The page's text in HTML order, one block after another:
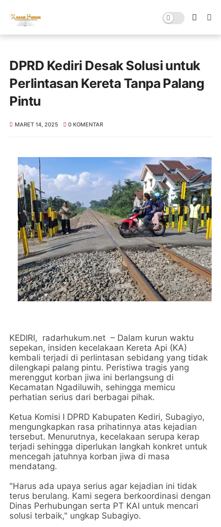
DPRD Kediri Desak Solusi untuk
Perlintasan Kereta Tanpa Palang
Pintu
MARET 14, 2025 0 KOMENTAR
KEDIRI, radarhukum.net – Dalam kurun waktu
sepekan, insiden kecelakaan Kereta Api (KA)
kembali terjadi di perlintasan sebidang yang tidak
dilengkapi palang pintu. Peristiwa tragis yang
merenggut korban jiwa ini berlangsung di
Kecamatan Ngadiluwih, sehingga memicu
perhatian serius dari berbagai pihak.
Ketua Komisi I DPRD Kabupaten Kediri, Subagiyo,
mengungkapkan rasa prihatinnya atas kejadian
tersebut. Menurutnya, kecelakaan serupa kerap
terjadi sehingga diperlukan langkah konkret untuk
mencegah jatuhnya korban jiwa di masa
mendatang.
"Harus ada upaya serius agar kejadian ini tidak
terus berulang. Kami segera berkoordinasi dengan
Dinas Perhubungan serta PT KAI untuk mencari
solusi terbaik," ungkap Subagiyo.